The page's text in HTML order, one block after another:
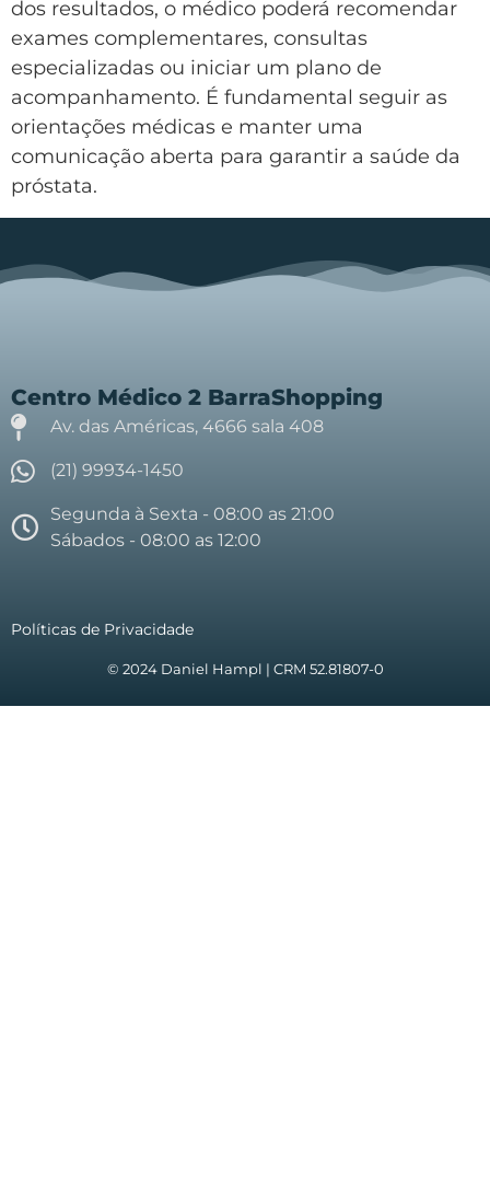
dos resultados, o médico poderá recomendar
exames complementares, consultas
especializadas ou iniciar um plano de
acompanhamento. É fundamental seguir as
orientações médicas e manter uma
comunicação aberta para garantir a saúde da
próstata.
Centro Médico 2 BarraShopping
Av. das Américas, 4666 sala 408
(21) 99934-1450
Segunda à Sexta - 08:00 as 21:00
Sábados - 08:00 as 12:00
Políticas de Privacidade
© 2024 Daniel Hampl | CRM 52.81807-0